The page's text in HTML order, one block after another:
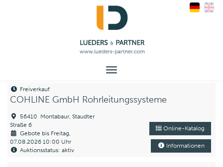
Toggle
Freiverkauf
COHLINE GmbH Rohrleitungssysteme
56410 Montabaur, Staudter
Straße 6
Gebote bis Freitag,
07.08.2026 10:00 Uhr
Auktionsstatus: aktiv
Online-Katalog
Informationen